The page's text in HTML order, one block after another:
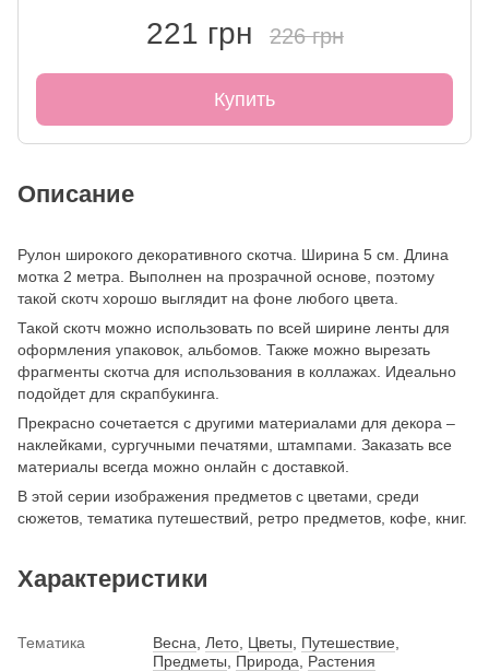
221 грн 226 грн
Купить
Описание
Рулон широкого декоративного скотча. Ширина 5 см. Длина
мотка 2 метра. Выполнен на прозрачной основе, поэтому
такой скотч хорошо выглядит на фоне любого цвета.
Такой скотч можно использовать по всей ширине ленты для
оформления упаковок, альбомов. Также можно вырезать
фрагменты скотча для использования в коллажах. Идеально
подойдет для скрапбукинга.
Прекрасно сочетается с другими материалами для декора –
наклейками, сургучными печатями, штампами. Заказать все
материалы всегда можно онлайн с доставкой.
В этой серии изображения предметов с цветами, среди
сюжетов, тематика путешествий, ретро предметов, кофе, книг.
Характеристики
Тематика Весна Лето Цветы Путешествие
Предметы
Природа
Растения